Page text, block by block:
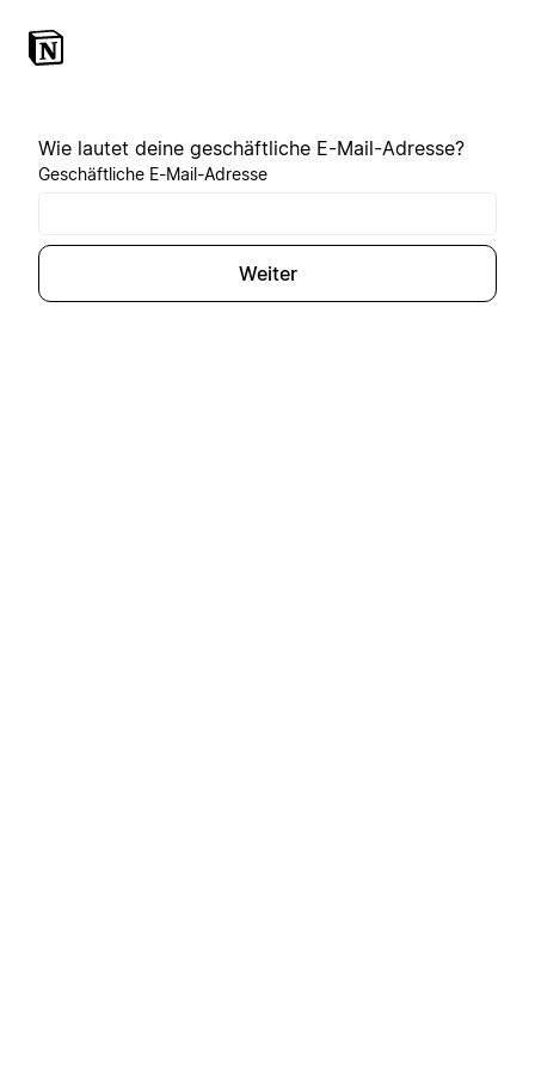
Wie lautet deine geschäftliche E-Mail-Adresse?
Geschäftliche E-Mail-Adresse
Weiter